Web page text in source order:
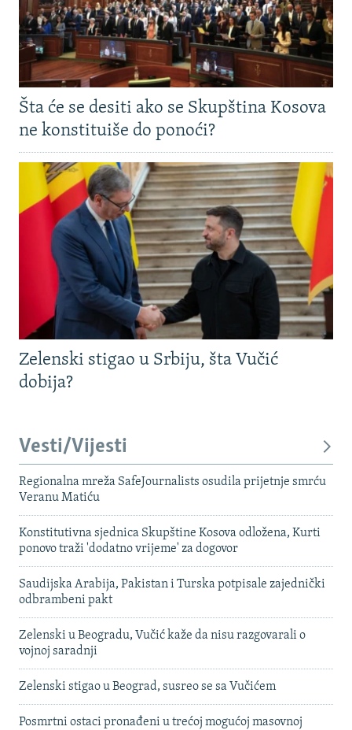
Šta će se desiti ako se Skupština Kosova
ne konstituiše do ponoći?
Zelenski stigao u Srbiju, šta Vučić
dobija?
Vesti/Vijesti
Regionalna mreža SafeJournalists osudila prijetnje smrću
Veranu Matiću
Konstitutivna sjednica Skupštine Kosova odložena, Kurti
ponovo traži 'dodatno vrijeme' za dogovor
Saudijska Arabija, Pakistan i Turska potpisale zajednički
odbrambeni pakt
Zelenski u Beogradu, Vučić kaže da nisu razgovarali o
vojnoj saradnji
Zelenski stigao u Beograd, susreo se sa Vučićem
Posmrtni ostaci pronađeni u trećoj mogućoj masovnoj